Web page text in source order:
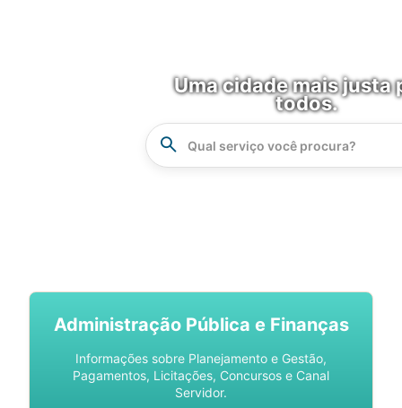
Uma cidade mais justa
todos.
Administração Pública e Finanças
Informações sobre Planejamento e Gestão,
Pagamentos, Licitações, Concursos e Canal
Servidor.